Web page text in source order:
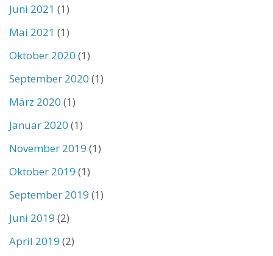
Juni 2021 (1)
Mai 2021 (1)
Oktober 2020 (1)
September 2020 (1)
März 2020 (1)
Januar 2020 (1)
November 2019 (1)
Oktober 2019 (1)
September 2019 (1)
Juni 2019 (2)
April 2019 (2)